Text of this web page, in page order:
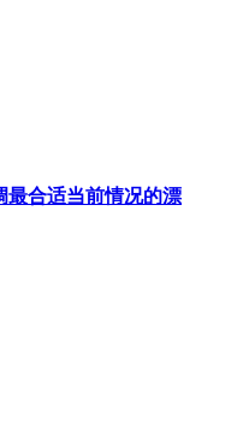
最合适当前情况的漂